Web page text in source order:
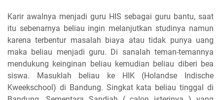
Karir awalnya menjadi guru HIS sebagai guru bantu, saat
itu sebenarnya beliau ingin melanjutkan studinya namun
karena terbentur masalah biaya atau tidak punya uang
maka beliau menjadi guru. Di sanalah teman-temannya
mendukung keinginan beliau kemudian beliau diberi bea
siswa. Masuklah beliau ke HIK (Holandse Indische
Kweekschool) di Bandung. Singkat kata beliau tinggal di